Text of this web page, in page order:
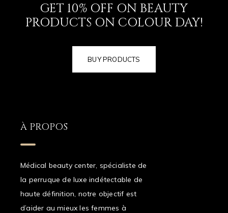
GET 10% OFF ON BEAUTY
PRODUCTS ON COLOUR DAY!
BUY PRODUCTS
À PROPOS
Médical beauty center, spécialiste de
la perruque de luxe indétectable de
haute définition, notre objectif est
d’aider au mieux les femmes à